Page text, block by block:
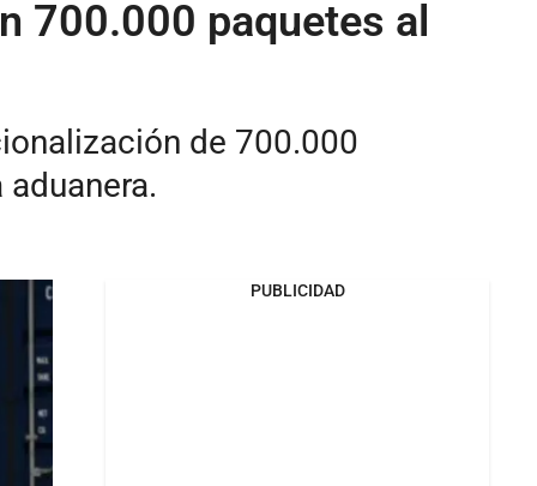
700.000 paquetes al
de 700.000
PUBLICIDAD